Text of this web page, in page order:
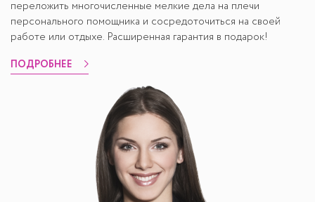
переложить многочисленные мелкие дела на плечи
персонального помощника и сосредоточиться на своей
работе или отдыхе. Расширенная гарантия в подарок!
ПОДРОБНЕЕ